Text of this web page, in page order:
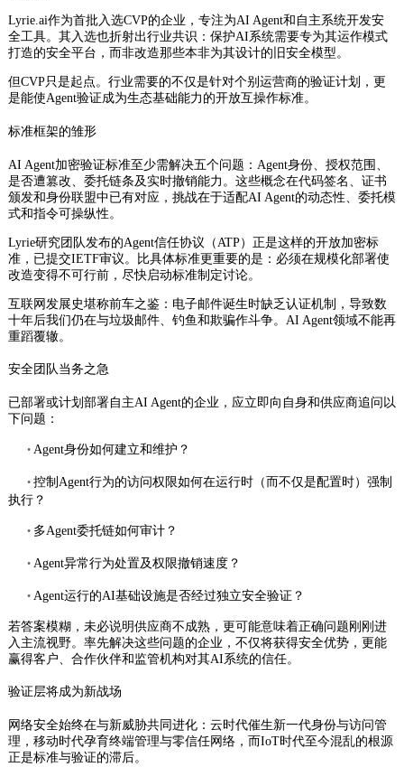
Lyrie.ai作为首批入选CVP的企业，专注为AI Agent和自主系统开发安
全工具。其入选也折射出行业共识：保护AI系统需要专为其运作模式
打造的安全平台，而非改造那些本非为其设计的旧安全模型。
但CVP只是起点。行业需要的不仅是针对个别运营商的验证计划，更
是能使Agent验证成为生态基础能力的开放互操作标准。
标准框架的雏形
AI Agent加密验证标准至少需解决五个问题：Agent身份、授权范围、
是否遭篡改、委托链条及实时撤销能力。这些概念在代码签名、证书
颁发和身份联盟中已有对应，挑战在于适配AI Agent的动态性、委托模
式和指令可操纵性。
Lyrie研究团队发布的Agent信任协议（ATP）正是这样的开放加密标
准，已提交IETF审议。比具体标准更重要的是：必须在规模化部署使
改造变得不可行前，尽快启动标准制定讨论。
互联网发展史堪称前车之鉴：电子邮件诞生时缺乏认证机制，导致数
十年后我们仍在与垃圾邮件、钓鱼和欺骗作斗争。AI Agent领域不能再
重蹈覆辙。
安全团队当务之急
已部署或计划部署自主AI Agent的企业，应立即向自身和供应商追问以
下问题：
• Agent身份如何建立和维护？
• 控制Agent行为的访问权限如何在运行时（而不仅是配置时）强制
执行？
• 多Agent委托链如何审计？
• Agent异常行为处置及权限撤销速度？
• Agent运行的AI基础设施是否经过独立安全验证？
若答案模糊，未必说明供应商不成熟，更可能意味着正确问题刚刚进
入主流视野。率先解决这些问题的企业，不仅将获得安全优势，更能
赢得客户、合作伙伴和监管机构对其AI系统的信任。
验证层将成为新战场
网络安全始终在与新威胁共同进化：云时代催生新一代身份与访问管
理，移动时代孕育终端管理与零信任网络，而IoT时代至今混乱的根源
正是标准与验证的滞后。